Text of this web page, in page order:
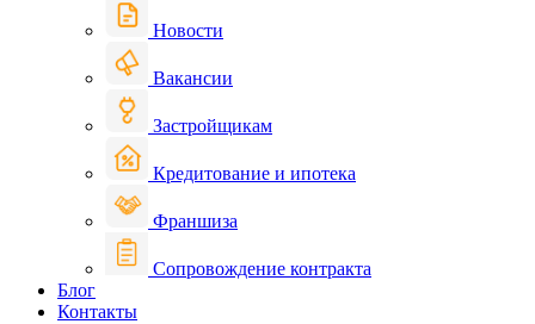
Новости
Вакансии
Застройщикам
Кредитование и ипотека
Франшиза
Сопровождение контракта
Блог
Контакты